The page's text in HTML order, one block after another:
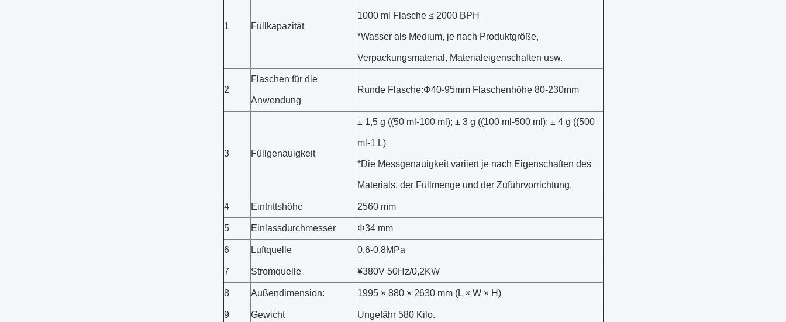
1 Füllkapazität
1000 ml Flasche ≤ 2000 BPH
*Wasser als Medium, je nach Produktgröße,
Verpackungsmaterial, Materialeigenschaften usw.
2
Flaschen für die
Anwendung
Runde Flasche:Φ40-95mm Flaschenhöhe 80-230mm
3 Füllgenauigkeit
± 1,5 g ((50 ml-100 ml); ± 3 g ((100 ml-500 ml); ± 4 g ((500
ml-1 L)
*Die Messgenauigkeit variiert je nach Eigenschaften des
Materials, der Füllmenge und der Zuführvorrichtung.
4 Eintrittshöhe 2560 mm
5 Einlassdurchmesser Φ34 mm
6 Luftquelle 0.6-0.8MPa
7 Stromquelle ¥380V 50Hz/0,2KW
8 Außendimension: 1995 × 880 × 2630 mm (L × W × H)
9 Gewicht Ungefähr 580 Kilo.